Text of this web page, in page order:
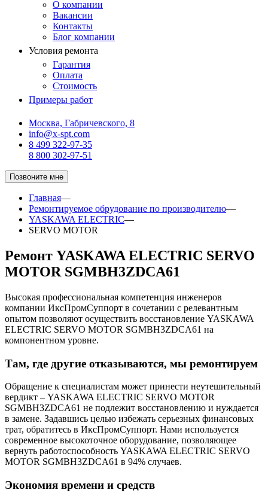
О компании
Вакансии
Контакты
Блог компании
Условия ремонта
Гарантия
Оплата
Стоимость
Примеры работ
Москва, Габричевского, 8
info@x-spt.com
8 499 322-97-35
8 800 302-97-51
Позвоните мне
Главная—
Ремонтируемое обрудование по производителю—
YASKAWA ELECTRIC—
SERVO MOTOR
Ремонт YASKAWA ELECTRIC SERVO
MOTOR SGMBH3ZDCA61
Высокая профессиональная компетенция инженеров
компании ИксПромСуппорт в сочетании с релевантным
опытом позволяют осуществить восстановление YASKAWA
ELECTRIC SERVO MOTOR SGMBH3ZDCA61 на
компонентном уровне.
Там, где другие отказываются, мы ремонтируем
Обращение к специалистам может принести неутешительный
вердикт – YASKAWA ELECTRIC SERVO MOTOR
SGMBH3ZDCA61 не подлежит восстановлению и нуждается
в замене. Задавшись целью избежать серьезных финансовых
трат, обратитесь в ИксПромСуппорт. Нами используется
современное высокоточное оборудование, позволяющее
вернуть работоспособность YASKAWA ELECTRIC SERVO
MOTOR SGMBH3ZDCA61 в 94% случаев.
Экономия времени и средств